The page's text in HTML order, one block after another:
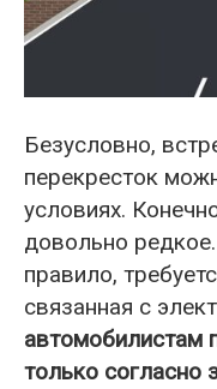
Безусловно,
перекресток
условиях.
довольно
правило,
связанная с
автомобилистам
только согласно